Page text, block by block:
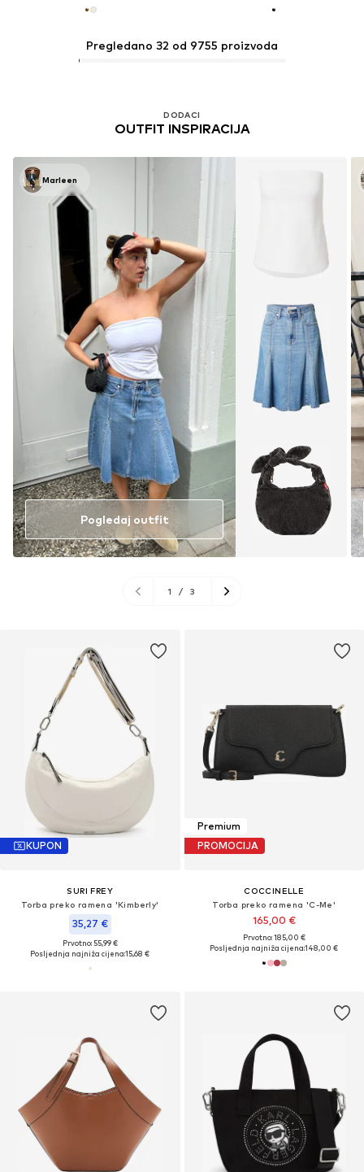
KUPON
SURI FREY
Torba preko ramena 'Kimberly'
35,27 €
Prvotno: 55,99 €
Posljednja najniža cijena:15,68 €
Premium
PROMOCIJA
COCCINELLE
Torba preko ramena 'C-Me'
165,00 €
Prvotno: 185,00 €
Posljednja najniža cijena:148,00 €
Pregledano 32 od 9755 proizvoda
DODACI
OUTFIT INSPIRACIJA
Marleen
Pogledaj outfit
1 / 3